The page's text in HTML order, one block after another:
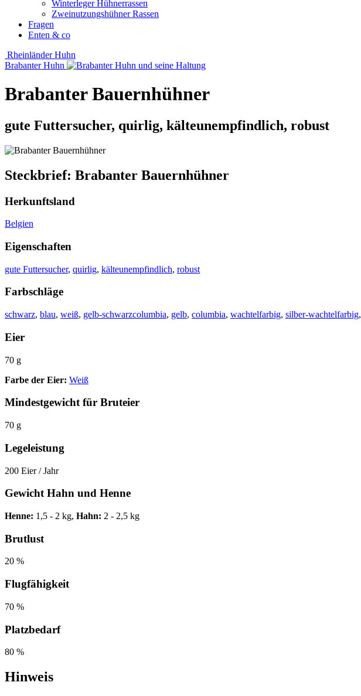
Winterleger Hühnerrassen
Zweinutzungshühner Rassen
Fragen
Enten & co
Rheinländer Huhn
Brabanter Huhn
Brabanter Bauernhühner
gute Futtersucher, quirlig, kälteunempfindlich, robust
Steckbrief: Brabanter Bauernhühner
Herkunftsland
Belgien
Eigenschaften
gute Futtersucher, quirlig, kälteunempfindlich, robust
Farbschläge
schwarz, blau, weiß, gelb-schwarzcolumbia, gelb, columbia, wachtelfarbig, silber-wachtelfarbig,
Eier
70 g
Farbe der Eier: Weiß
Mindestgewicht für Bruteier
70 g
Legeleistung
200 Eier / Jahr
Gewicht Hahn und Henne
Henne: 1,5 - 2 kg, Hahn: 2 - 2,5 kg
Brutlust
20 %
Flugfähigkeit
70 %
Platzbedarf
80 %
Hinweis